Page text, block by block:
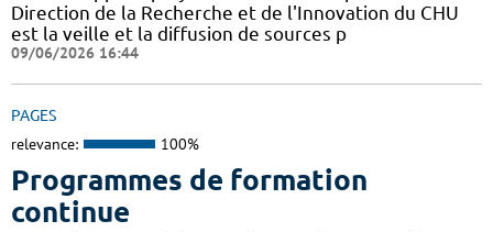
Direction de la Recherche et de l'Innovation du CHU
est la veille et la diffusion de sources p
09/06/2026 16:44
PAGES
relevance: 100%
Programmes de formation
continue